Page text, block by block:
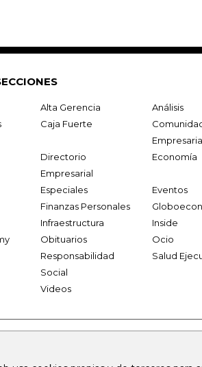
Alta Gerencia
Análisis
Caja Fuerte
Directorio
Empresarial
Economía
Especiales
Eventos
Finanzas Personales
Infraestructura
Inside
Obituarios
Ocio
Responsabilidad
Social
Salud
Videos
firmasdeabogados.com